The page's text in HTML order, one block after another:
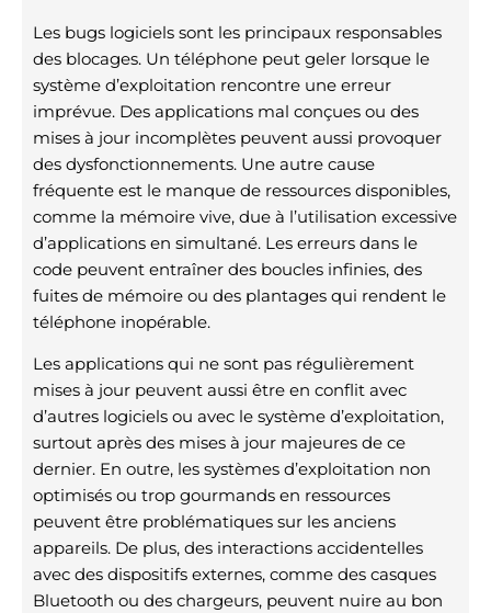
Les bugs logiciels sont les principaux responsables
des blocages. Un téléphone peut geler lorsque le
système d’exploitation rencontre une erreur
imprévue. Des applications mal conçues ou des
mises à jour incomplètes peuvent aussi provoquer
des dysfonctionnements. Une autre cause
fréquente est le manque de ressources disponibles,
comme la mémoire vive, due à l’utilisation excessive
d’applications en simultané. Les erreurs dans le
code peuvent entraîner des boucles infinies, des
fuites de mémoire ou des plantages qui rendent le
téléphone inopérable.
Les applications qui ne sont pas régulièrement
mises à jour peuvent aussi être en conflit avec
d’autres logiciels ou avec le système d’exploitation,
surtout après des mises à jour majeures de ce
dernier. En outre, les systèmes d’exploitation non
optimisés ou trop gourmands en ressources
peuvent être problématiques sur les anciens
appareils. De plus, des interactions accidentelles
avec des dispositifs externes, comme des casques
Bluetooth ou des chargeurs, peuvent nuire au bon